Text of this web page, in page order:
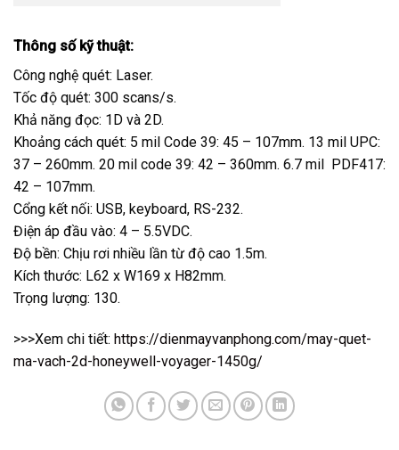
Thông số kỹ thuật:
Công nghệ quét: Laser.
Tốc độ quét: 300 scans/s.
Khả năng đọc: 1D và 2D.
Khoảng cách quét: 5 mil Code 39: 45 – 107mm. 13 mil UPC:
37 – 260mm. 20 mil code 39: 42 – 360mm. 6.7 mil PDF417:
42 – 107mm.
Cổng kết nối: USB, keyboard, RS-232.
Điện áp đầu vào: 4 – 5.5VDC.
Độ bền: Chịu rơi nhiều lần từ độ cao 1.5m.
Kích thước: L62 x W169 x H82mm.
Trọng lượng: 130.
>>>Xem chi tiết: https://dienmayvanphong.com/may-quet-
ma-vach-2d-honeywell-voyager-1450g/